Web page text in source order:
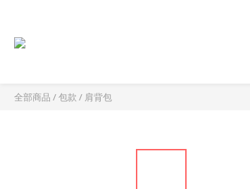
全部商品 /包款 / 肩背包